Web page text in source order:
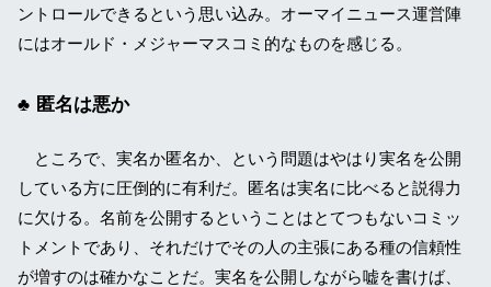
ントロールできるという思い込み。オーマイニュース運営陣
にはオールド・メジャーマスコミ的なものを感じる。
匿名は悪か
ところで、実名か匿名か、という問題はやはり実名を公開
している方に圧倒的に有利だ。匿名は実名に比べると説得力
に欠ける。名前を公開するということはとてつもないコミッ
トメントであり、それだけでその人の主張にある種の信頼性
が増すのは確かなことだ。実名を公開しながら嘘を書けば、